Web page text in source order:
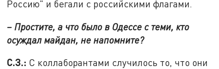
Россию" и бегали с российскими флагами.
– Простите, а что было в Одессе с теми, кто
осуждал майдан, не напомните?
С.З.: С коллаборантами случилось то, что они